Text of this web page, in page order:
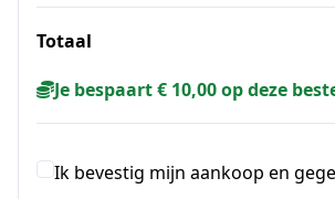
Totaal
Je bespaart € 10,00 op deze
Ik bevestig mijn aankoop en